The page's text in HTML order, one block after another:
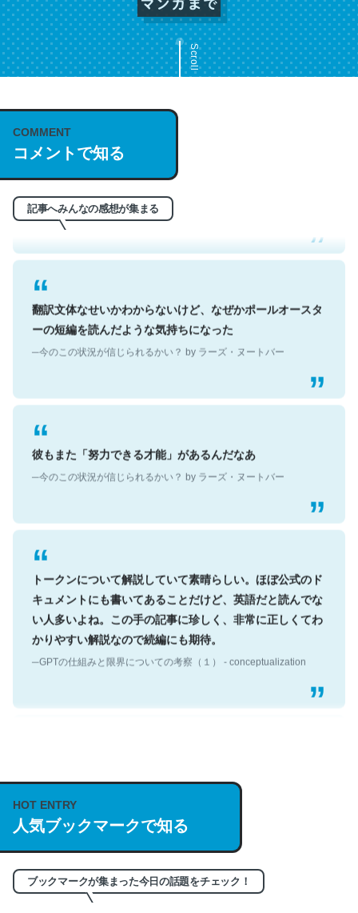
Scroll
COMMENT
コメントで知る
記事へみんなの感想が集まる
これは名文。彼はとてもクレバーなんだろうなと凄く思
う。英語少しでも読める人は原文もお勧め。自分はこの流
れ好き。Let’s Fucking Go. Then Covid hit. Shit.
─今のこの状況が信じられるかい？ by ラーズ・ヌートバー
翻訳文体なせいかわからないけど、なぜかポールオースタ
ーの短編を読んだような気持ちになった
─今のこの状況が信じられるかい？ by ラーズ・ヌートバー
彼もまた「努力できる才能」があるんだなあ
─今のこの状況が信じられるかい？ by ラーズ・ヌートバー
トークンについて解説していて素晴らしい。ほぼ公式のド
キュメントにも書いてあることだけど、英語だと読んでな
い人多いよね。この手の記事に珍しく、非常に正しくてわ
かりやすい解説なので続編にも期待。
─GPTの仕組みと限界についての考察（１） - conceptualization
/064121
HOT ENTRY
人気ブックマークで知る
ブックマークが集まった今日の話題をチェック！